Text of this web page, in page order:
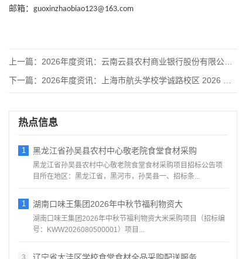
邮箱： guoxinzhaobiao123@163.com
上一篇： 2026年度资讯：云南云县农村商业银行股份有限公司各乡镇网点
下一篇： 2026年度资讯：上海市航头学校学诚路校区 2026 年食堂
热点信息
1 黑龙江省孙吴县农村中心敬老院食堂食材采购
黑龙江省孙吴县农村中心敬老院食堂食材采购项目招标公告项
目所在地区：黑龙江省，黑河市，孙吴县一、招标条...
1 湖南口味王集团2026年中秋节福利物资大
湖南口味王集团2026年中秋节福利物资大米采购项目（招标编
号：KWW2026080500001）项目...
3